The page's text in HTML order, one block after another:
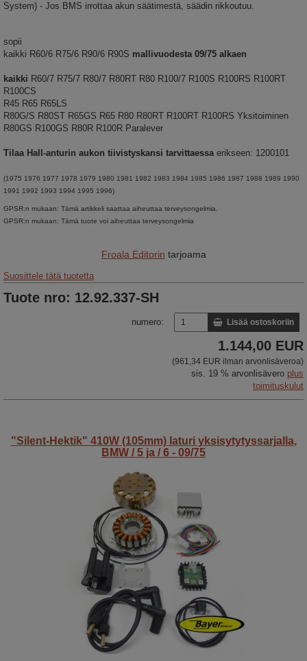
System) - Jos BMS irrottaa akun säätimestä, säädin rikkoutuu.
sopii
kaikki R60/6 R75/6 R90/6 R90S mallivuodesta 09/75 alkaen
kaikki R60/7 R75/7 R80/7 R80RT R80 R100/7 R100S R100RS R100RT
R100CS
R45 R65 R65LS
R80G/S R80ST R65GS R65 R80 R80RT R100RT R100RS Yksitoiminen
R80GS R100GS R80R R100R Paralever
Tilaa Hall-anturin aukon tiivistyskansi tarvittaessaerikseen: 1200101
(1975 1976 1977 1978 1979 1980 1981 1982 1983 1984 1985 1986 1987 1988 1989 1990
1991 1992 1993 1994 1995 1996)
GPSR:n mukaan: Tämä artikkeli saattaa aiheuttaa terveysongelmia.
GPSR:n mukaan: Tämä tuote voi aiheuttaa terveysongelmia
Froala Editorin tarjoama
Suosittele tätä tuotetta
Tuote nro: 12.92.337-SH
numero: Lisää ostoskoriin
1.144,00 EUR
(961,34 EUR ilman arvonlisäveroa)
sis. 19 % arvonlisävero plus
toimituskulut
"Silent-Hektik" 410W (105mm) laturi yksisytytyssarjalla,
BMW / 5 ja / 6 - 09/75